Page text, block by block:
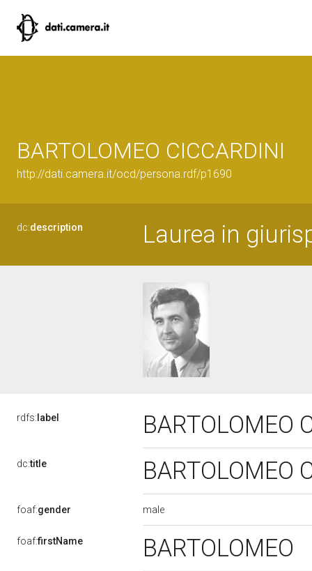
BARTOLOMEO CICCARDINI
http://dati.camera.it/ocd/persona.rdf/p1690
dc:description Laurea in
rdfs: label BARTOLOMEO
dc:title BARTOLOMEO
foaf:gender male
foaf:firstName BARTOLOMEO